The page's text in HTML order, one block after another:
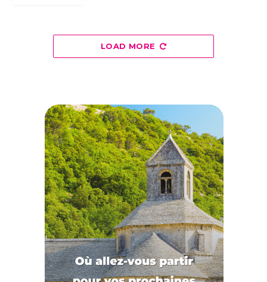
LOAD MORE